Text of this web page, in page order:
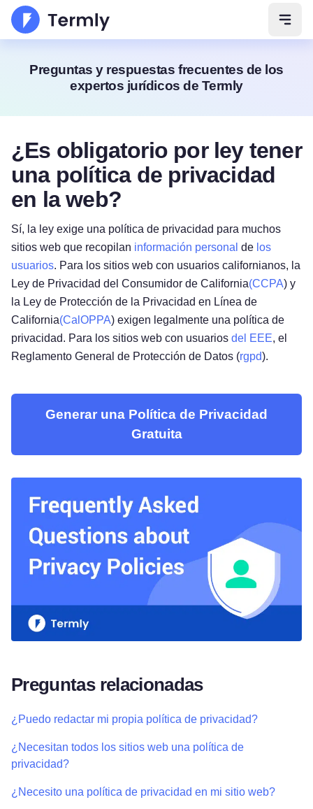
Abrir
Preguntas y respuestas frecuentes de los
expertos jurídicos de Termly
¿Es obligatorio por ley tener
una política de privacidad
en la web?
Sí, la ley exige una política de privacidad para muchos
sitios web que recopilan información personal de los
usuarios. Para los sitios web con usuarios californianos, la
Ley de Privacidad del Consumidor de California(CCPA) y
la Ley de Protección de la Privacidad en Línea de
California(CalOPPA) exigen legalmente una política de
privacidad. Para los sitios web con usuarios del EEE, el
Reglamento General de Protección de Datos (rgpd).
Generar una Política de Privacidad
Gratuita
Preguntas relacionadas
¿Puedo redactar mi propia política de privacidad?
¿Necesitan todos los sitios web una política de
privacidad?
¿Necesito una política de privacidad en mi sitio web?